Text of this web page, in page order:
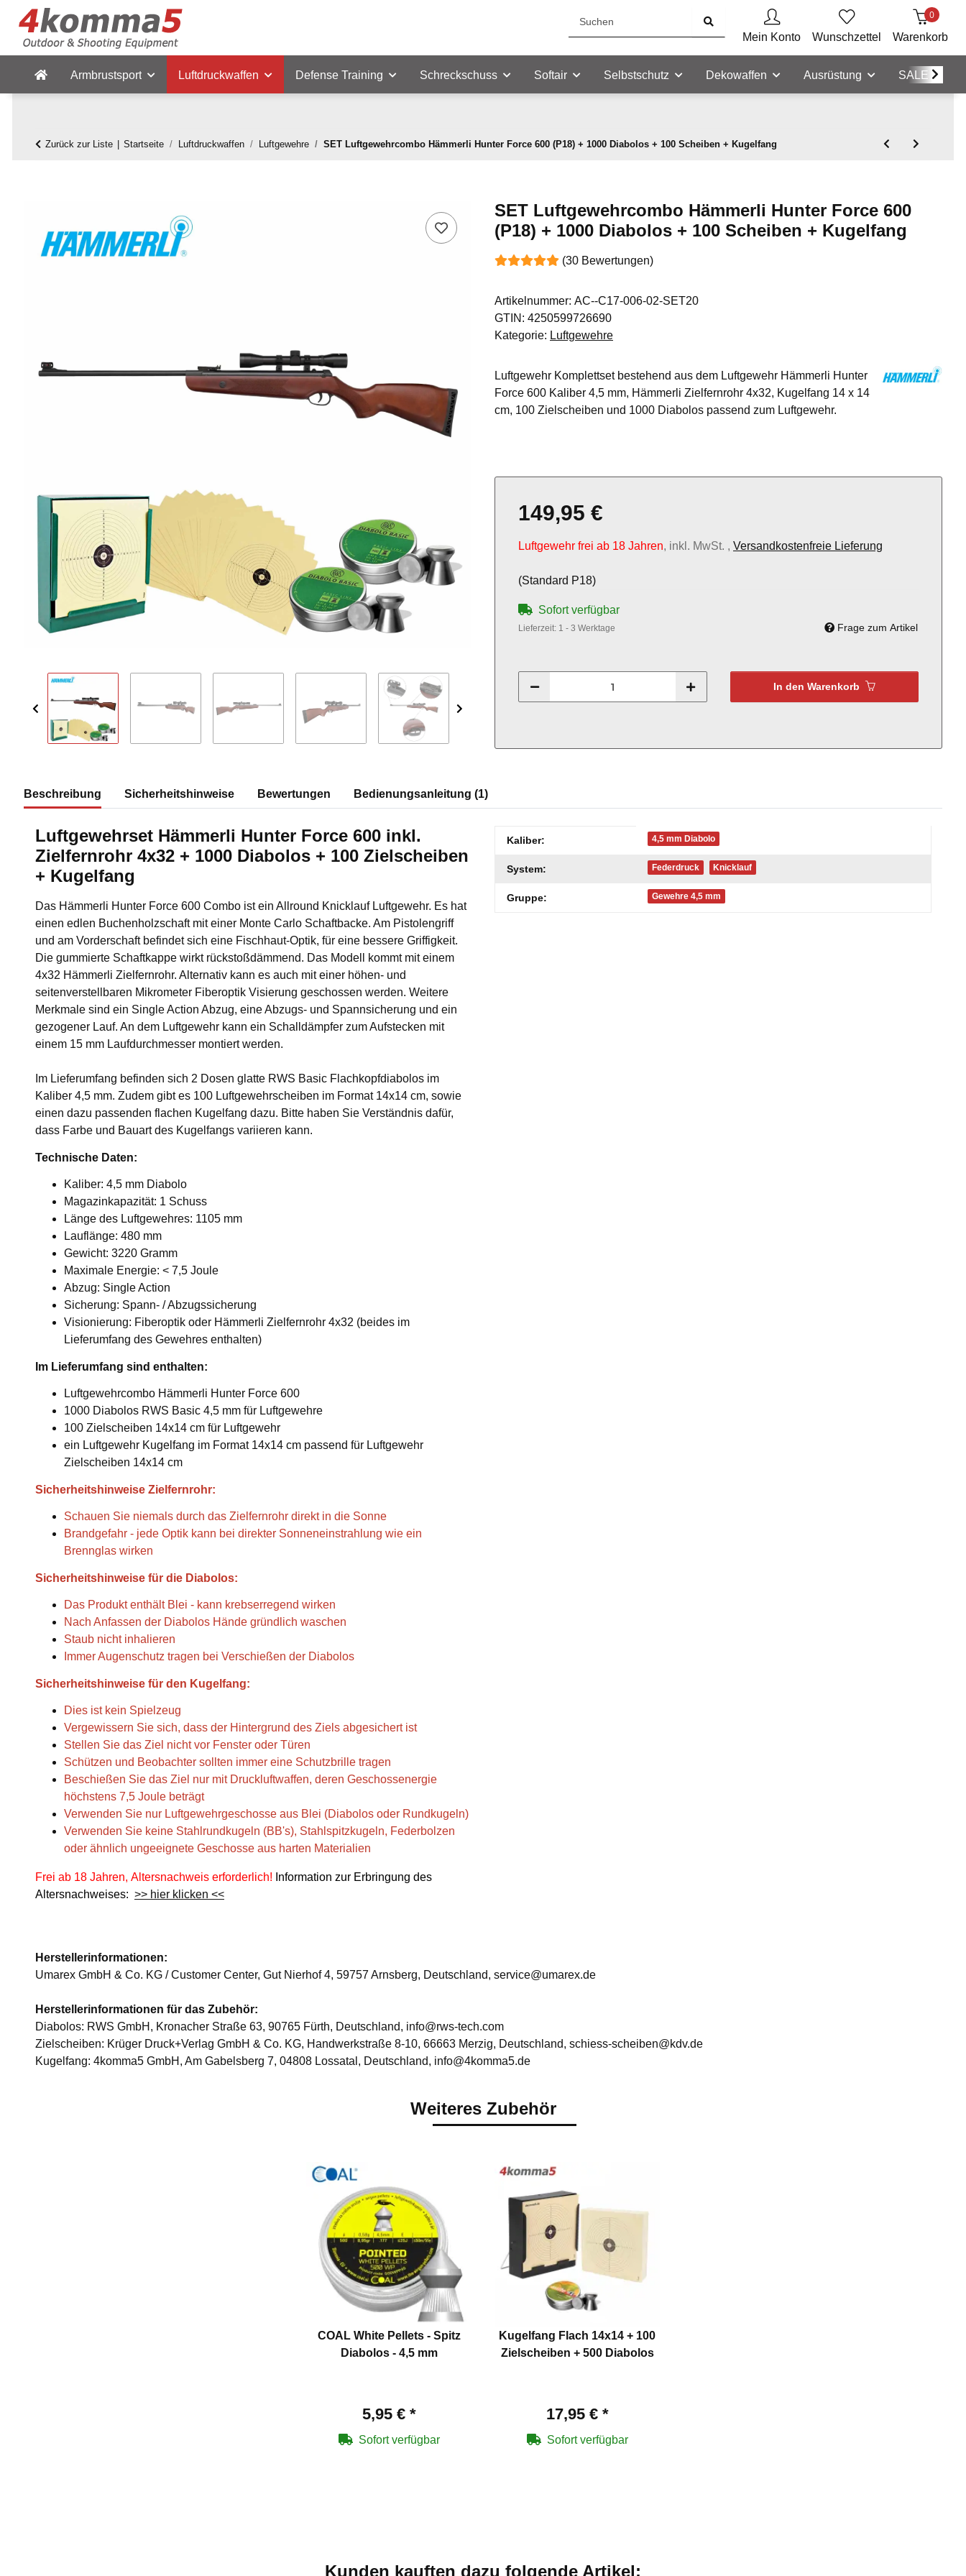
Mein Konto Wunschzettel
0
Warenkorb
Armbrustsport Luftdruckwaffen Defense Training Schreckschuss Softair Selbstschutz Dekowaffen Ausrüstung SALE
Zurück zur Liste Startseite Luftdruckwaffen Luftgewehre SET Luftgewehrcombo Hämmerli Hunter Force 600 (P18) + 1000 Diabolos + 100 Scheiben + Kugelfang
SET Luftgewehrcombo Hämmerli Hunter Force 600
(P18) + 1000 Diabolos + 100 Scheiben + Kugelfang
(30 Bewertungen)
Artikelnummer: AC--C17-006-02-SET20
GTIN: 4250599726690
Kategorie: Luftgewehre
Luftgewehr Komplettset bestehend aus dem Luftgewehr Hämmerli Hunter
Force 600 Kaliber 4,5 mm, Hämmerli Zielfernrohr 4x32, Kugelfang 14 x 14
cm, 100 Zielscheiben und 1000 Diabolos passend zum Luftgewehr.
149,95 €
Luftgewehr frei ab 18 Jahren, inkl. MwSt. , Versandkostenfreie Lieferung
(Standard P18)
Sofort verfügbar
Lieferzeit: 1 - 3 Werktage Frage zum Artikel
In den Warenkorb
Beschreibung Sicherheitshinweise Bewertungen Bedienungsanleitung (1)
Luftgewehrset Hämmerli Hunter Force 600 inkl.
Zielfernrohr 4x32 + 1000 Diabolos + 100 Zielscheiben
+ Kugelfang
Das Hämmerli Hunter Force 600 Combo ist ein Allround Knicklauf Luftgewehr. Es hat
einen edlen Buchenholzschaft mit einer Monte Carlo Schaftbacke. Am Pistolengriff
und am Vorderschaft befindet sich eine Fischhaut-Optik, für eine bessere Griffigkeit.
Die gummierte Schaftkappe wirkt rückstoßdämmend. Das Modell kommt mit einem
4x32 Hämmerli Zielfernrohr. Alternativ kann es auch mit einer höhen- und
seitenverstellbaren Mikrometer Fiberoptik Visierung geschossen werden. Weitere
Merkmale sind ein Single Action Abzug, eine Abzugs- und Spannsicherung und ein
gezogener Lauf. An dem Luftgewehr kann ein Schalldämpfer zum Aufstecken mit
einem 15 mm Laufdurchmesser montiert werden.
Im Lieferumfang befinden sich 2 Dosen glatte RWS Basic Flachkopfdiabolos im
Kaliber 4,5 mm. Zudem gibt es 100 Luftgewehrscheiben im Format 14x14 cm, sowie
einen dazu passenden flachen Kugelfang dazu. Bitte haben Sie Verständnis dafür,
dass Farbe und Bauart des Kugelfangs variieren kann.
Technische Daten:
Kaliber: 4,5 mm Diabolo
Magazinkapazität: 1 Schuss
Länge des Luftgewehres: 1105 mm
Lauflänge: 480 mm
Gewicht: 3220 Gramm
Maximale Energie: < 7,5 Joule
Abzug: Single Action
Sicherung: Spann- / Abzugssicherung
Visionierung: Fiberoptik oder Hämmerli Zielfernrohr 4x32 (beides im
Lieferumfang des Gewehres enthalten)
Im Lieferumfang sind enthalten:
Luftgewehrcombo Hämmerli Hunter Force 600
1000 Diabolos RWS Basic 4,5 mm für Luftgewehre
100 Zielscheiben 14x14 cm für Luftgewehr
ein Luftgewehr Kugelfang im Format 14x14 cm passend für Luftgewehr
Zielscheiben 14x14 cm
Sicherheitshinweise Zielfernrohr:
Schauen Sie niemals durch das Zielfernrohr direkt in die Sonne
Brandgefahr - jede Optik kann bei direkter Sonneneinstrahlung wie ein
Brennglas wirken
Sicherheitshinweise für die Diabolos:
Das Produkt enthält Blei - kann krebserregend wirken
Nach Anfassen der Diabolos Hände gründlich waschen
Staub nicht inhalieren
Immer Augenschutz tragen bei Verschießen der Diabolos
Sicherheitshinweise für den Kugelfang:
Dies ist kein Spielzeug
Vergewissern Sie sich, dass der Hintergrund des Ziels abgesichert ist
Stellen Sie das Ziel nicht vor Fenster oder Türen
Schützen und Beobachter sollten immer eine Schutzbrille tragen
Beschießen Sie das Ziel nur mit Druckluftwaffen, deren Geschossenergie
höchstens 7,5 Joule beträgt
Verwenden Sie nur Luftgewehrgeschosse aus Blei (Diabolos oder Rundkugeln)
Verwenden Sie keine Stahlrundkugeln (BB's), Stahlspitzkugeln, Federbolzen
oder ähnlich ungeeignete Geschosse aus harten Materialien
Frei ab 18 Jahren, Altersnachweis erforderlich! Information zur Erbringung des
Altersnachweises: >> hier klicken <<
Produkteigenschaft
Wert
Kaliber: 4,5 mm Diabolo
System: Federdruck Knicklauf
Gruppe: Gewehre 4,5 mm
Herstellerinformationen:
Umarex GmbH & Co. KG / Customer Center, Gut Nierhof 4, 59757 Arnsberg, Deutschland, service@umarex.de
Herstellerinformationen für das Zubehör:
Diabolos: RWS GmbH, Kronacher Straße 63, 90765 Fürth, Deutschland, info@rws-tech.com
Zielscheiben: Krüger Druck+Verlag GmbH & Co. KG, Handwerkstraße 8-10, 66663 Merzig, Deutschland, schiess-scheiben@kdv.de
Kugelfang: 4komma5 GmbH, Am Gabelsberg 7, 04808 Lossatal, Deutschland, info@4komma5.de
Weiteres Zubehör
COAL White Pellets - Spitz
Diabolos - 4,5 mm
5,95 € *
Sofort verfügbar
Kugelfang Flach 14x14 + 100
Zielscheiben + 500 Diabolos
17,95 € *
Sofort verfügbar
Kunden kauften dazu folgende Artikel: